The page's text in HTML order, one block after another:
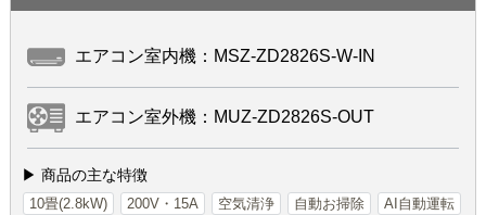
エアコン室内機：MSZ-ZD2826S-W-IN
エアコン室外機：MUZ-ZD2826S-OUT
▶ 商品の主な特徴
10畳(2.8kW) 200V・15A 空気清浄 自動お掃除 AI自動運転